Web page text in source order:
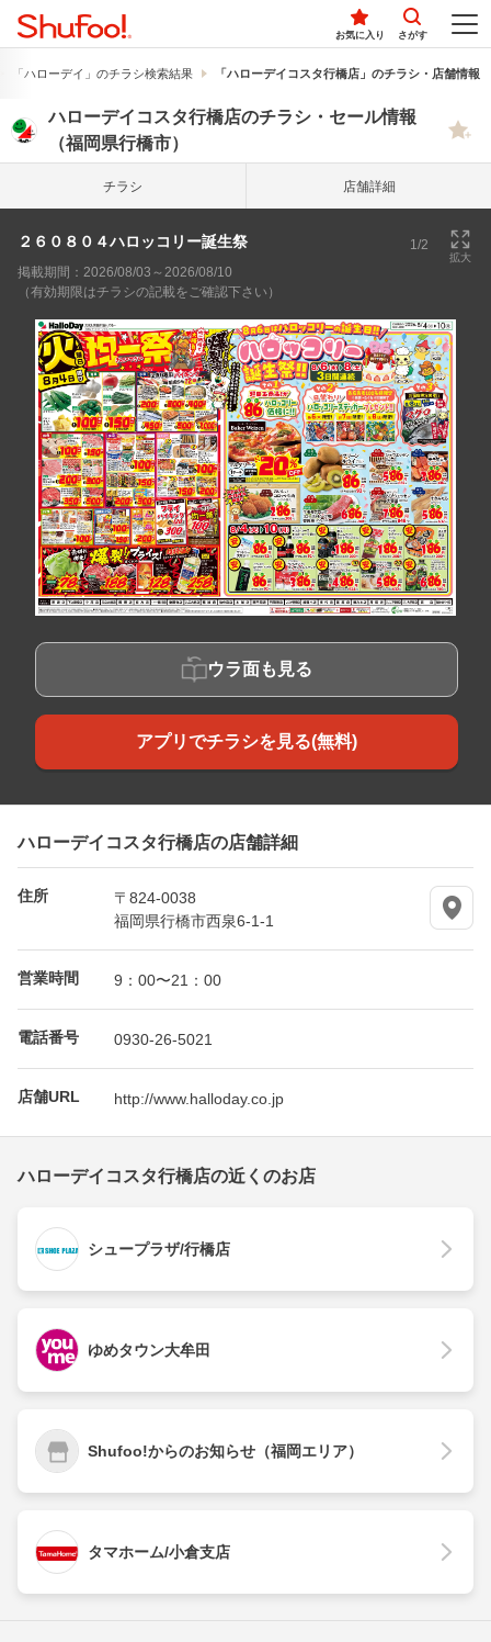
お気に入り さがす
「ハローデイ」のチラシ検索結果 「ハローデイコスタ行橋店」のチラシ・店舗情報
ハローデイコスタ行橋店のチラシ・セール情報
（福岡県行橋市）
チラシ 店舗詳細
２６０８０４ハロッコリー誕生祭 1/2
拡大
掲載期間：2026/08/03～2026/08/10
（有効期限はチラシの記載をご確認下さい）
ウラ面も見る
アプリでチラシを見る(無料)
ハローデイコスタ行橋店の店舗詳細
住所
〒824-0038
福岡県行橋市西泉6-1-1
営業時間 9：00〜21：00
電話番号 0930-26-5021
店舗URL http://www.halloday.co.jp
ハローデイコスタ行橋店の近くのお店
シュープラザ/行橋店
ゆめタウン大牟田
Shufoo!からのお知らせ（福岡エリア）
タマホーム/小倉支店